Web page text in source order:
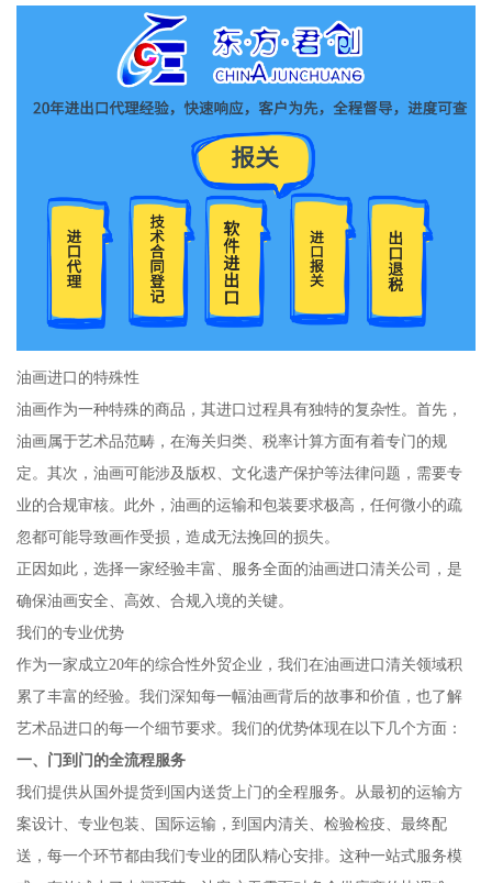
油画进口的特殊性
油画作为一种特殊的商品，其进口过程具有独特的复杂性。首先，
油画属于艺术品范畴，在海关归类、税率计算方面有着专门的规
定。其次，油画可能涉及版权、文化遗产保护等法律问题，需要专
业的合规审核。此外，油画的运输和包装要求极高，任何微小的疏
忽都可能导致画作受损，造成无法挽回的损失。
正因如此，选择一家经验丰富、服务全面的油画进口清关公司，是
确保油画安全、高效、合规入境的关键。
我们的专业优势
作为一家成立20年的综合性外贸企业，我们在油画进口清关领域积
累了丰富的经验。我们深知每一幅油画背后的故事和价值，也了解
艺术品进口的每一个细节要求。我们的优势体现在以下几个方面：
一、门到门的全流程服务
我们提供从国外提货到国内送货上门的全程服务。从最初的运输方
案设计、专业包装、国际运输，到国内清关、检验检疫、最终配
送，每一个环节都由我们专业的团队精心安排。这种一站式服务模